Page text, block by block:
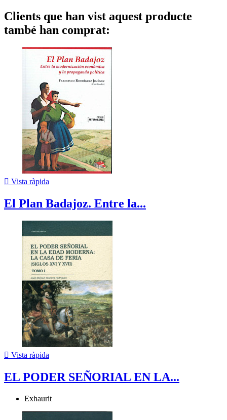
Clients que han vist aquest producte
també han comprat:
 Vista ràpida
El Plan Badajoz. Entre la...
 Vista ràpida
EL PODER SEÑORIAL EN LA...
Exhaurit